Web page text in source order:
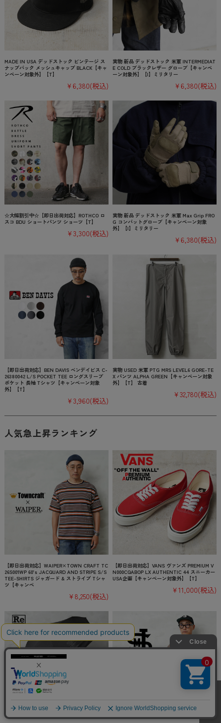
MADE IN USA デッドストック ビンテージ ス
ナップバック メッシュキャップ BLACK【キャ
ンペーン対象外】【T】
¥6,380(税込)
実物 新品 デッドストック 米軍 INTERMEDIAT
E COLD ブラックレザー グローブ【キャンペ
ーン対象外】【I】ミリタリー
¥6,380(税込)
☆大幅割引中☆【即日出荷対応】ROTHCO ロ
スコ BDU ショートパンツ ショーツ【T】
¥3,300(税込)
実物 新品 デッドストック 米軍 Max Grip FRO
G コンバットグローブ【キャンペーン対象
外】【I】ミリタリー
¥6,380(税込)
【即日出荷対応】BEN DAVIS ベンデイビス C-
26380042 L/S POCKET TEE ロングスリーブ
ポケット 長袖 Tシャツ【キャンペーン対象
外】【T】
¥3,960(税込)
実物 USED 米軍 PTG MRS LEVEL6 GORE-TE
X パンツ ALPHA GREEN【キャンペーン対象
外】【T】 古着
¥32,780(税込)
人気急上昇ランキング
【即日出荷対応】WAIPER×TOWN CRAFT TC
26S001WP 60’s JACQUARD AND STRIPE S/S
TEE-SHIRTS ジャガード & ストライプ Tシャ
ツ【キャンペ
¥8,250(税込)
【即日出荷対応】VANS ヴァンズ PREMIUM V
N000CQABOP LX AUTHENTIC 44 スニーカー
USA企画【キャンペーン対象外】【T】
¥11,000(税込)